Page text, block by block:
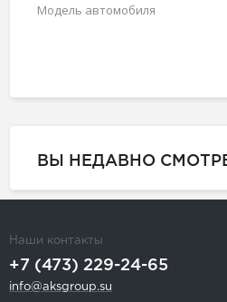
Модель автомобиля
ВЫ НЕДАВНО
Наши контакты
+7 (473) 229-24-65
info@aksgroup.su